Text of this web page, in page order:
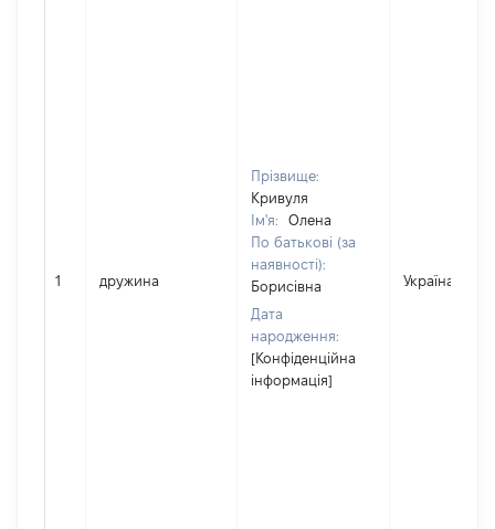
1 дружина
Прізвище:
Кривуля
Ім'я:
Олена
По батькові (за
наявності):
Борисівна
Дата
народження:
[Конфіденційна
інформація]
Україна